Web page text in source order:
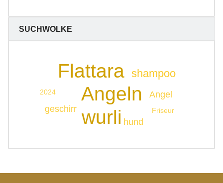
SUCHWOLKE
Angeln
Flattara
wurli
shampoo
Angel
hund
geschirr
2024
Friseur